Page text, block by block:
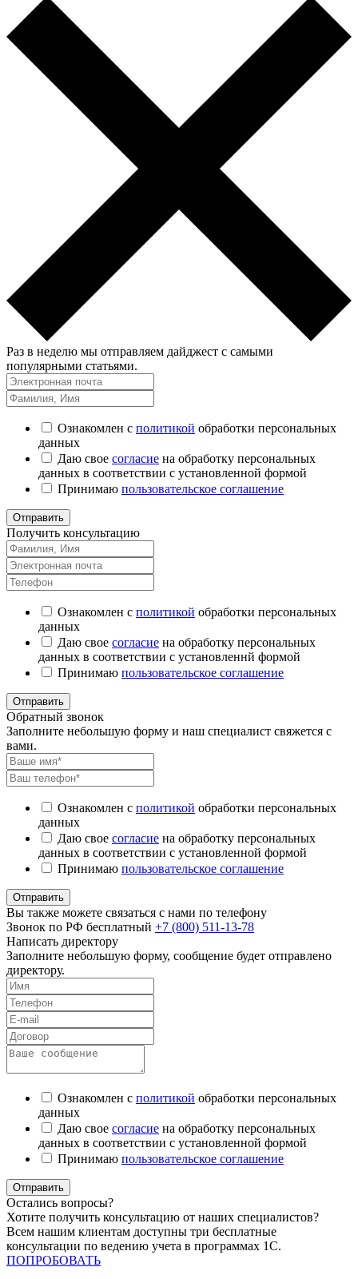
Раз в неделю мы отправляем дайджест с самыми
популярными статьями.
Ознакомлен с политикой обработки персональных
данных
Даю свое согласие на обработку персональных
данных в соответствии с установленной формой
Принимаю пользовательское соглашение
Отправить
Получить консультацию
Ознакомлен с политикой обработки персональных
данных
Даю свое согласие на обработку персональных
данных в соответствии с установленнй формой
Принимаю пользовательское соглашение
Отправить
Обратный звонок
Заполните небольшую форму и наш специалист свяжется с
вами.
Ознакомлен с политикой обработки персональных
данных
Даю свое согласие на обработку персональных
данных в соответствии с установленной формой
Принимаю пользовательское соглашение
Отправить
Вы также можете связаться с нами по телефону
Звонок по РФ бесплатный +7 (800) 511-13-78
Написать директору
Заполните небольшую форму, сообщение будет отправлено
директору.
Ознакомлен с политикой обработки персональных
данных
Даю свое согласие на обработку персональных
данных в соответствии с установленной формой
Принимаю пользовательское соглашение
Отправить
Остались вопросы?
Хотите получить консультацию от наших специалистов?
Всем нашим клиентам доступны три бесплатные
консультации по ведению учета в программах 1С.
ПОПРОБОВАТЬ